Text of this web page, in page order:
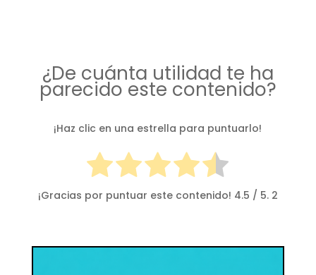
¿De cuánta utilidad te ha
parecido este contenido?
¡Haz clic en una estrella para puntuarlo!
¡Gracias por puntuar este contenido! 4.5 / 5. 2